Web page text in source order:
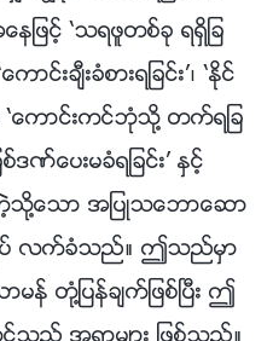
ဖင့္ ‘သရဖူတစ္ခု ရရွိျခ
ာင္းခ်ီးခံစားရျခင္း’၊ ‘ႏိုင္
‘ေကာင္းကင္ဘုံသို႔ တက္ရျခ
ပစ္ဒဏ္ေပးမခံရျခင္း’ ႏွင့္
ကဲ့သို႔ေသာ အျပဳသေဘာေဆာ
န္ုပ္ လက္ခံသည္။ ဤသည္မွာ
တုံ႔ျပန္ခ်က္ျဖစ္ၿပီး ဤ